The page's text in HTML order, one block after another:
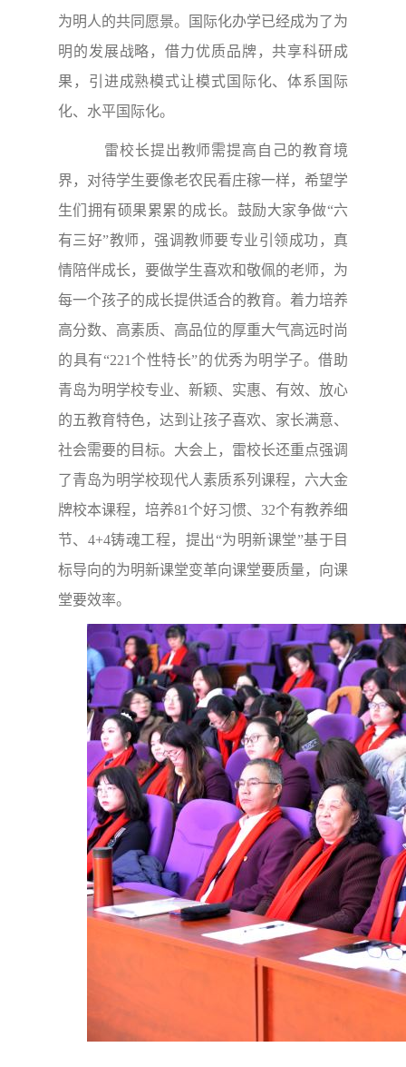
为明人的共同愿景。国际化办学已经成为了为
明的发展战略，借力优质品牌，共享科研成
果，引进成熟模式让模式国际化、体系国际
化、水平国际化。
雷校长提出教师需提高自己的教育境
界，对待学生要像老农民看庄稼一样，希望学
生们拥有硕果累累的成长。鼓励大家争做“六
有三好”教师，强调教师要专业引领成功，真
情陪伴成长，要做学生喜欢和敬佩的老师，为
每一个孩子的成长提供适合的教育。着力培养
高分数、高素质、高品位的厚重大气高远时尚
的具有“221个性特长”的优秀为明学子。借助
青岛为明学校专业、新颖、实惠、有效、放心
的五教育特色，达到让孩子喜欢、家长满意、
社会需要的目标。大会上，雷校长还重点强调
了青岛为明学校现代人素质系列课程，六大金
牌校本课程，培养81个好习惯、32个有教养细
节、4+4铸魂工程，提出“为明新课堂”基于目
标导向的为明新课堂变革向课堂要质量，向课
堂要效率。